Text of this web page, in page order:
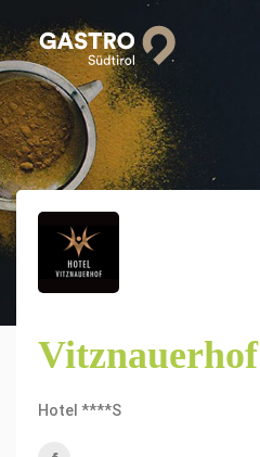
Vitznauerhof
Hotel ****S